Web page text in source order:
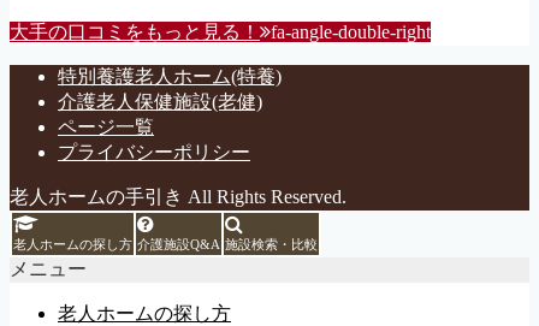
大手の口コミをもっと見る！ fa-angle-double-right
特別養護老人ホーム(特養)
介護老人保健施設(老健)
ページ一覧
プライバシーポリシー
老人ホームの手引き All Rights Reserved.
老人ホームの探し方 介護施設Q&A 施設検索・比較
メニュー
老人ホームの探し方